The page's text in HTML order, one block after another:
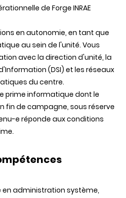
de Forge INRAE
en autonomie, en tant que
au sein de l'unité. Vous
avec la direction d'unité, la
(DSI) et les réseaux
du centre.
prime informatique dont le
fin de campagne, sous réserve
e réponde aux conditions
en administration système,